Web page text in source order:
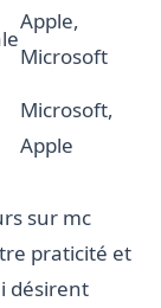
Apple,
Microsoft
Microsoft,
Apple
sur mc
praticité et
désirent